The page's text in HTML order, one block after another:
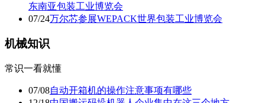
东南亚包装工业博览会
07/24万尔芯参展WEPACK世界包装工业博览会
机械知识
常识一看就懂
07/08自动开箱机的操作注意事项有哪些